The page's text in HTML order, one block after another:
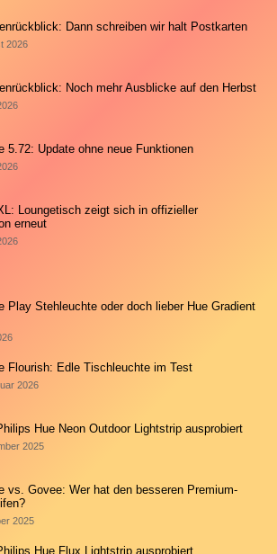
Dann schreiben wir halt Postkarten
2026
Noch mehr Ausblicke auf den Herbst
5.72: Update ohne neue Funktionen
Loungetisch zeigt sich in offizieller
erneut
Play Stehleuchte oder doch lieber Hue Gradient
Flourish: Edle Tischleuchte im Test
2026
Hue Neon Outdoor Lightstrip ausprobiert
2025
vs. Govee: Wer hat den besseren Premium-
2025
Hue Flux Lightstrip ausprobiert